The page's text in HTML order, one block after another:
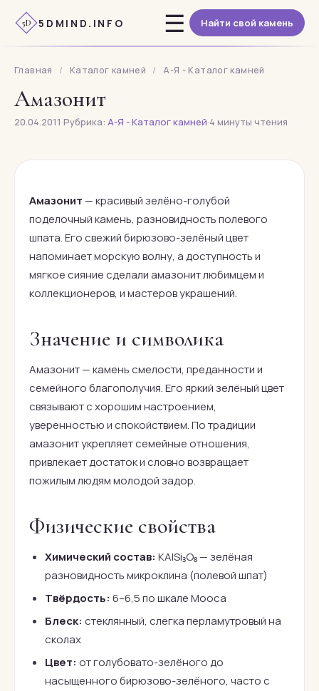
Перейти
содержимому
5D 5DMIND.INFO ☰ Найти свой камень
Главная / Каталог камней / А-Я - Каталог камней
Амазонит
20.04.2011·Рубрика: А-Я - Каталог камней·4 минуты чтения
Амазонит — красивый зелёно-голубой
поделочный камень, разновидность полевого
шпата. Его свежий бирюзово-зелёный цвет
напоминает морскую волну, а доступность и
мягкое сияние сделали амазонит любимцем и
коллекционеров, и мастеров украшений.
Значение и символика
Амазонит — камень смелости, преданности и
семейного благополучия. Его яркий зелёный цвет
связывают с хорошим настроением,
уверенностью и спокойствием. По традиции
амазонит укрепляет семейные отношения,
привлекает достаток и словно возвращает
пожилым людям молодой задор.
Физические свойства
Химический состав: KAlSi₃O₈ — зелёная
разновидность микроклина (полевой шпат)
Твёрдость: 6–6,5 по шкале Мооса
Блеск: стеклянный, слегка перламутровый на
сколах
Цвет: от голубовато-зелёного до
насыщенного бирюзово-зелёного, часто с